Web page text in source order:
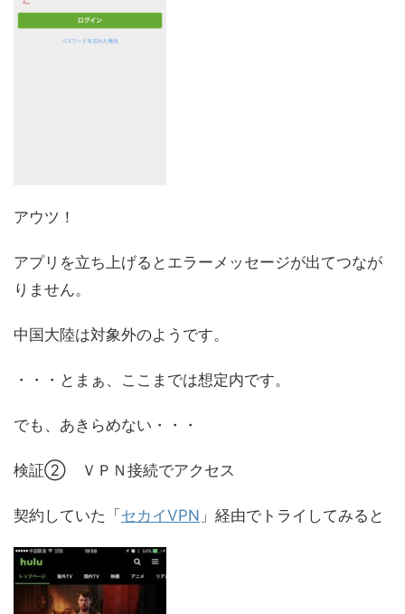
アウツ！
アプリを立ち上げるとエラーメッセージが出てつなが
りません。
中国大陸は対象外のようです。
・・・とまぁ、ここまでは想定内です。
でも、あきらめない・・・
検証② ＶＰＮ接続でアクセス
契約していた「 セカイVPN 」経由でトライしてみると